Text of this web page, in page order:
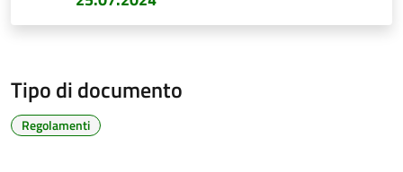
Tipo di documento
Regolamenti